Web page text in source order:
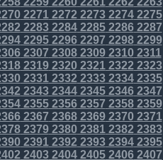
22712272 227322742275
22832284228522862287
229522962297 22982299
2307 2308230923102311
2319232023212322 2323
23312332 233323342335
23432344234523462347
235523562357 23582359
2367 2368236923702371
2379238023812382 2383
23912392 239323942395
24032404240524062407